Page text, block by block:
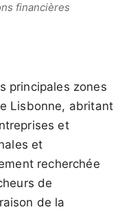
financières
principales zones
Lisbonne, abritant
et
et
recherchée
de
de la